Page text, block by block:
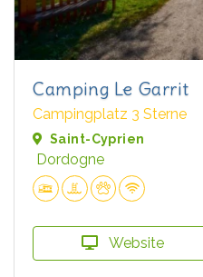
Camping Le Garrit
Campingplatz 3 Sterne
Saint-Cyprien
Dordogne
Website